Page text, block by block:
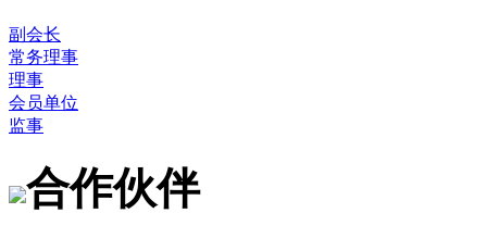
副会长
常务理事
理事
会员单位
监事
合作伙伴